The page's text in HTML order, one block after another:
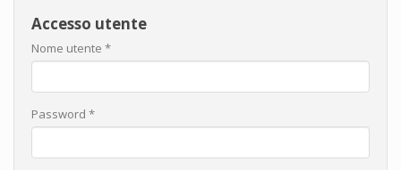
Accesso utente
Nome utente *
Password *